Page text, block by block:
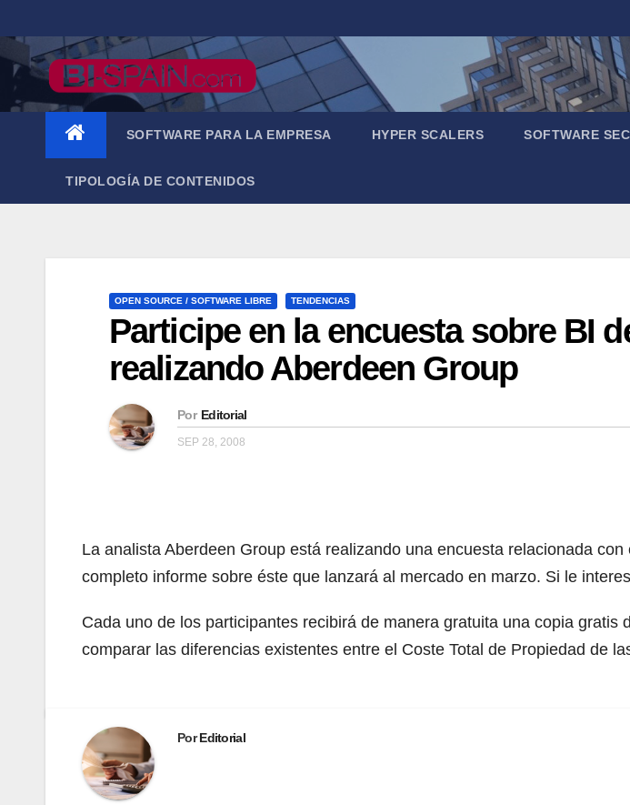
al
contenido
SOFTWARE PARA LA EMPRESA HYPER SCALERS SOFTWARE
TIPOLOGÍA DE CONTENIDOS
OPEN SOURCE / SOFTWARE LIBRE TENDENCIAS
Participe en la encuesta sobre BI
realizando Aberdeen Group
Por Editorial
SEP 28, 2008
La analista Aberdeen Group está realizando una encuesta relacionada
completo informe sobre éste que lanzará al mercado en marzo. Si le
Cada uno de los participantes recibirá de manera gratuita una copia
comparar las diferencias existentes entre el Coste Total de Propiedad de
PorEditorial